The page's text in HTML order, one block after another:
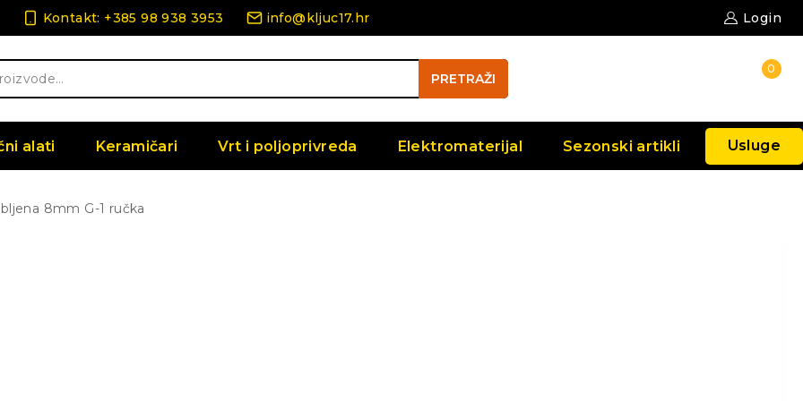
Kontakt: +385 98 938 3953 info@kljuc17.hr Login
PRETRAŽI
0
alati Keramičari Vrt i poljoprivreda Elektromaterijal Sezonski artikli Usluge
8mm G-1 ručka